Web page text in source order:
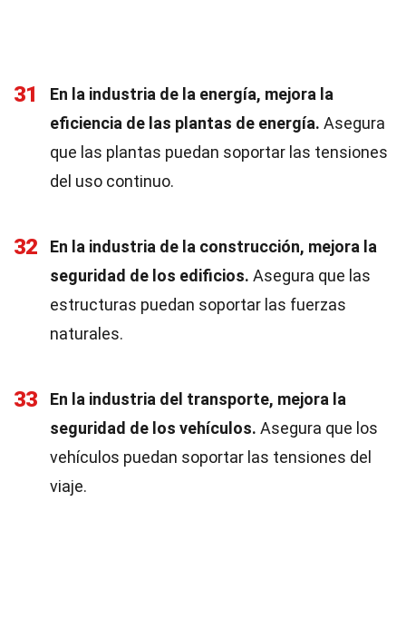
31
En la industria de la energía, mejora la
eficiencia de las plantas de energía. Asegura
que las plantas puedan soportar las tensiones
del uso continuo.
32
En la industria de la construcción, mejora la
seguridad de los edificios. Asegura que las
estructuras puedan soportar las fuerzas
naturales.
33
En la industria del transporte, mejora la
seguridad de los vehículos. Asegura que los
vehículos puedan soportar las tensiones del
viaje.